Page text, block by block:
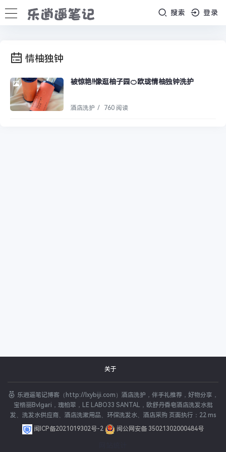
搜索 登录
情柚独钟
被惊艳!!像逛柚子园🍊欧珑情柚独钟洗护
酒店洗护 / 760 阅读
关于
乐逍遥笔记博客（http://lxybiji.com）酒店洗护，伴手礼推荐，好物分享，
宝格丽Bvlgari，瑰柏翠，LE LABO33 SANTAL，欧舒丹香皂酒店洗发水批
发、洗发水供应商、酒店洗漱用品、环保洗发水、酒店采购 页面执行：22 ms
闽ICP备2021019302号-2
闽公网安备 35021302000484号